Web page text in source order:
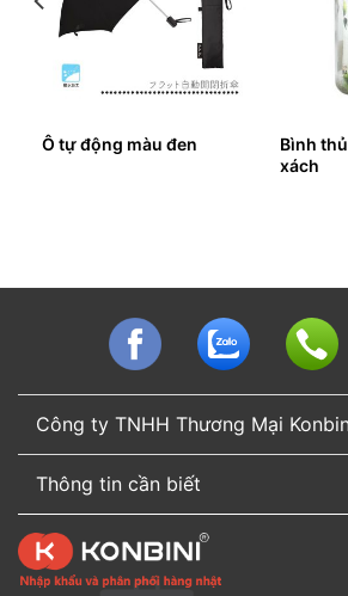
Ô tự động màu đen
Bình
xách
Công ty TNHH Thương Mại
Thông tin cần biết